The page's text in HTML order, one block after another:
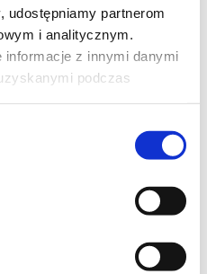
partnerom
i analitycznym.
informacje z innymi danymi
podczas
i Pixara „Toy Story 5”, w
Buzz, Chudy, Jessie i
gdy przychodzi im zmierzyć się
Harris, a producentem Lindsey
się tylko w kinach 17